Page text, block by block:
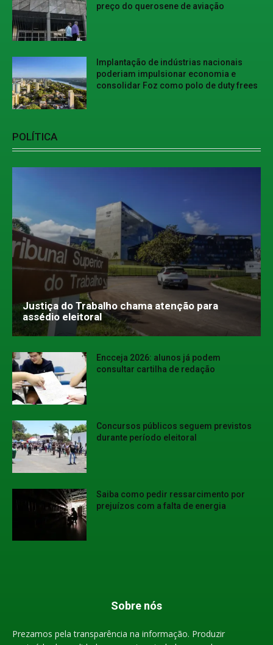
preço do querosene de aviação
Implantação de indústrias nacionais
poderiam impulsionar economia e
consolidar Foz como polo de duty frees
POLÍTICA
Justiça do Trabalho chama atenção para
assédio eleitoral
Encceja 2026: alunos já podem
consultar cartilha de redação
Concursos públicos seguem previstos
durante período eleitoral
Saiba como pedir ressarcimento por
prejuízos com a falta de energia
Sobre nós
Prezamos pela transparência na informação. Produzir